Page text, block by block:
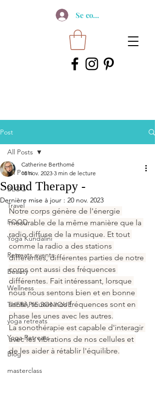
Se connecter
Post
All Posts
BLOG
Travel
FOOD
Yoga Kundalini
Retreats events
Beauty
Wellness
THERAPIE SONIQUE
yoga retreats
Yoga Retreats
Blog
masterclass
All Posts
Sound Therapy -
Catherine Berthomé
18 nov. 2023 3 min de lecture
Dernière mise à jour : 20 nov. 2023
Notre corps génère de l'énergie
mesurable de la même manière que la
radio diffuse de la musique. Et tout
comme la radio a des stations
différentes, différentes parties de notre
corps ont aussi des fréquences
différentes. Fait intéressant, lorsque
nous nous sentons bien et en bonne
santé, toutes nos fréquences sont en
phase les unes avec les autres.
La sonothérapie est capable d'interagir
avec les vibrations de nos cellules et
de les aider à rétablir l'équilibre.